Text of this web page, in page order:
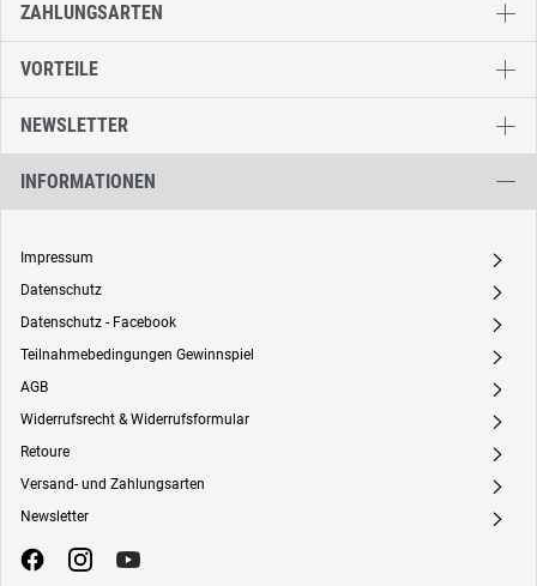
ZAHLUNGSARTEN
VORTEILE
NEWSLETTER
INFORMATIONEN
Impressum A
Datenschutz A
Datenschutz - Facebook A
Teilnahmebedingungen Gewinnspiel A
AGB A
Widerrufsrecht & Widerrufsformular A
Retoure A
Versand- und Zahlungsarten A
Newsletter A